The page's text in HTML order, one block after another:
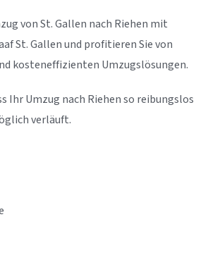
von St. Gallen nach Riehen mit
St. Gallen und profitieren Sie von
kosteneffizienten Umzugslösungen.
Ihr Umzug nach Riehen so reibungslos
verläuft.